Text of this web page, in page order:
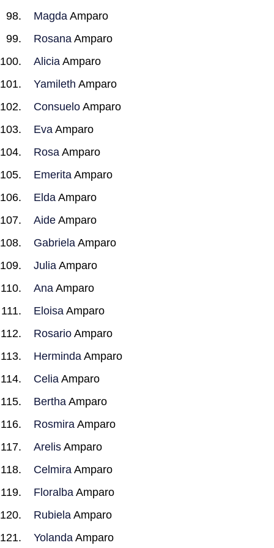
Magda Amparo
Rosana Amparo
Alicia Amparo
Yamileth Amparo
Consuelo Amparo
Eva Amparo
Rosa Amparo
Emerita Amparo
Elda Amparo
Aide Amparo
Gabriela Amparo
Julia Amparo
Ana Amparo
Eloisa Amparo
Rosario Amparo
Herminda Amparo
Celia Amparo
Bertha Amparo
Rosmira Amparo
Arelis Amparo
Celmira Amparo
Floralba Amparo
Rubiela Amparo
Yolanda Amparo